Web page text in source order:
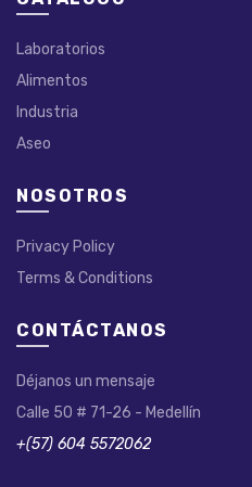
Laboratorios
Alimentos
Industria
Aseo
NOSOTROS
Privacy Policy
Terms & Conditions
CONTÁCTANOS
Déjanos un mensaje
Calle 50 # 71-26 - Medellín
+(57) 604 5572062